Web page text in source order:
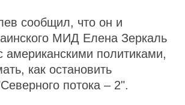
сообщил, что он и
МИД Елена Зеркаль
американскими политиками,
как остановить
потока – 2".